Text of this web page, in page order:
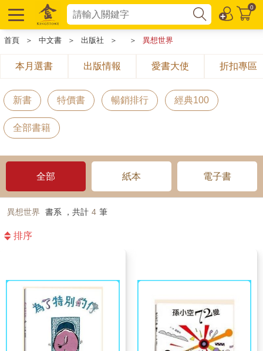
0
首頁 ＞ 中文書 ＞ 出版社 ＞ ＞ 異想世界
本月選書 出版情報 愛書大使 折扣專區
新書 特價書 暢銷排行 經典100
全部書籍
全部 紙本 電子書
異想世界 書系 ，共計 4 筆
排序